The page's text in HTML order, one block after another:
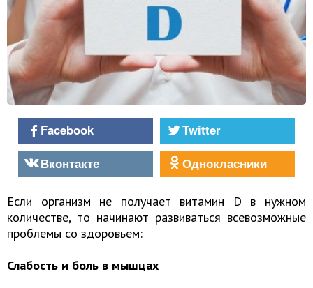
Facebook
Twitter
Вконтакте
Однокласники
Если организм не получает витамин D в нужном
количестве, то начинают развиваться всевозможные
проблемы со здоровьем:
Слабость и боль в мышцах